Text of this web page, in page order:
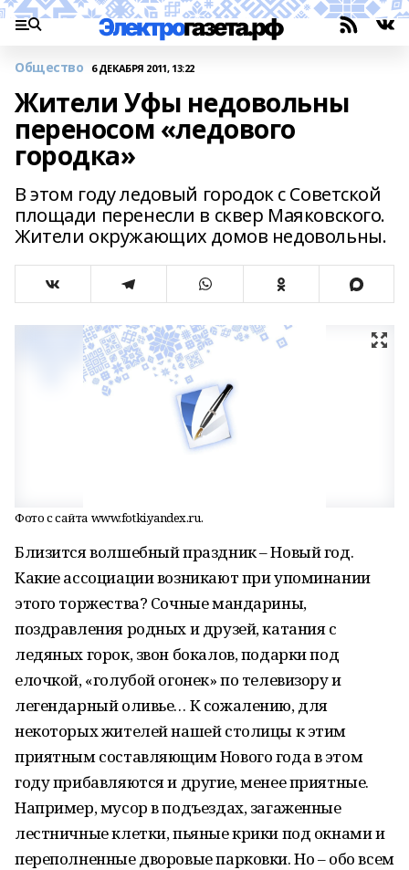
Общество 6 ДЕКАБРЯ 2011, 13:22
Жители Уфы недовольны
переносом «ледового
городка»
В этом году ледовый городок с Советской
площади перенесли в сквер Маяковского.
Жители окружающих домов недовольны.
Фото с сайта www.fotki.yandex.ru.
Близится волшебный праздник – Новый год.
Какие ассоциации возникают при упоминании
этого торжества? Сочные мандарины,
поздравления родных и друзей, катания с
ледяных горок, звон бокалов, подарки под
елочкой, «голубой огонек» по телевизору и
легендарный оливье… К сожалению, для
некоторых жителей нашей столицы к этим
приятным составляющим Нового года в этом
году прибавляются и другие, менее приятные.
Например, мусор в подъездах, загаженные
лестничные клетки, пьяные крики под окнами и
переполненные дворовые парковки. Но – обо всем